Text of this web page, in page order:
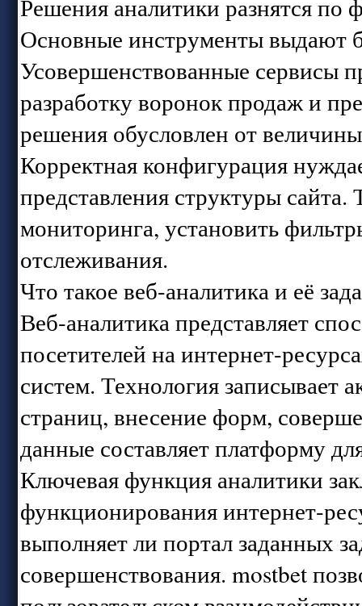
Решения аналитики разнятся по
Основные инструменты выдают
Усовершенствованные сервисы
разработку воронок продаж и
решения обусловлен от
Корректная конфигурация
представления структуры сайта.
мониторинга, установить
отслеживания.
Что такое веб-аналитика и её
Веб-аналитика представляет
посетителей на интернет-
систем. Технология записывает
страниц, внесение форм,
данные составляет платформу
Ключевая функция аналитики
функционирования интернет-
выполняет ли портал заданных
совершенствования. mostbet